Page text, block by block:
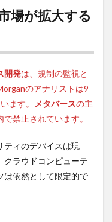
場が拡大する
開発は、規制の監視と
のアナリストは9
ます。
メタバースの主
で禁止されています。
ティのデバイスは現
クラウドコンピューテ
は依然として限定的で